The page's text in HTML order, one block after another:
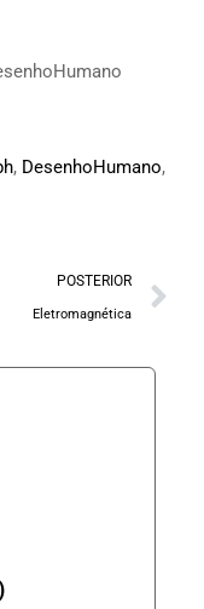
, DesenhoHumano,
POSTERIOR
Eletromagnética